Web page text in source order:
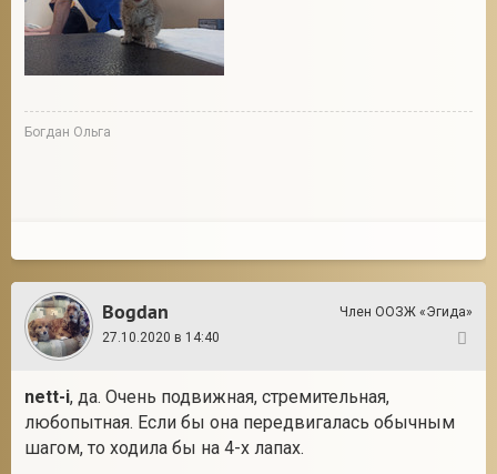
Богдан Ольга
Bogdan
Член ООЗЖ «Эгида»
27.10.2020 в 14:40
nett-i, да. Очень подвижная, стремительная,
любопытная. Если бы она передвигалась обычным
шагом, то ходила бы на 4-х лапах.